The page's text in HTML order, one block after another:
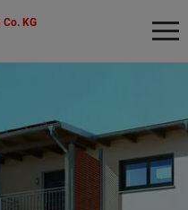
KG